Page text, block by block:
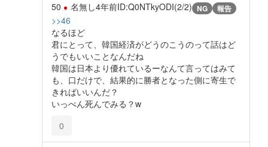
50 名無し4年前ID:Q0NTkyODI(2/2) NG 報告
>>46
なるほど
君にとって、韓国経済がどうのこうのって話はど
うでもいいことなんだね
韓国は日本より優れているーなんて言ってはみて
も、口だけで、結果的に勝者となった側に寄生で
きればいいんだ？
いっぺん死んでみる？w
0